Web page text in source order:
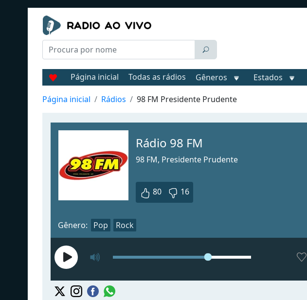
Página inicial Todas as rádios Gêneros Estados
Página inicial Rádios 98 FM Presidente Prudente
Rádio 98 FM
98 FM, Presidente Prudente
80 16
Gênero: Pop Rock